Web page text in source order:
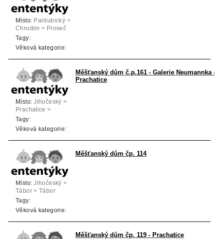
Místo: Pardubický >
Chrudim > Proseč
Tagy:
Věková kategorie:
Měšťanský dům č.p.161 - Galerie Neumannka -
Prachatice
Místo: Jihočeský >
Prachatice >
Prachatice
Tagy:
Věková kategorie:
Měšťanský dům čp. 114
Místo: Jihočeský >
Tábor > Tábor
Tagy:
Věková kategorie:
Měšťanský dům čp. 119 - Prachatice